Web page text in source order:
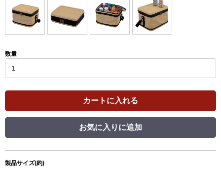
数量
カートに入れる
お気に入りに追加
製品サイズ(約)